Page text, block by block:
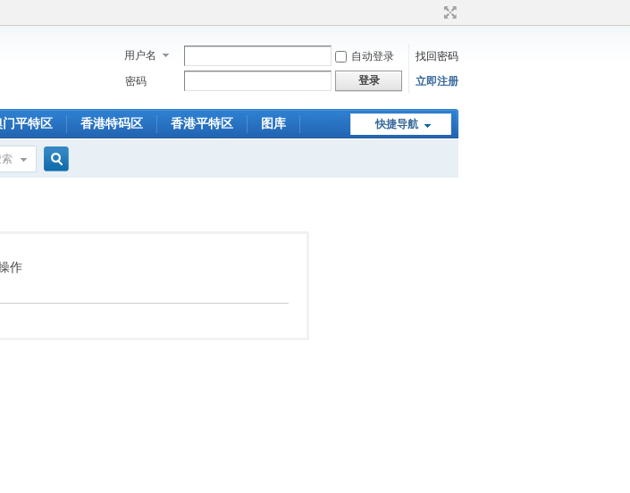
用户名 自动登录
找回密码
密码
登录 立即注册
快捷导航
门平特区 香港特码区 香港平特区 图库
作